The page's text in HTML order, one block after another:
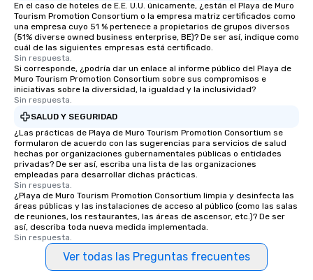
En el caso de hoteles de E.E. U.U. únicamente, ¿están el Playa de Muro
Tourism Promotion Consortium o la empresa matriz certificados como
una empresa cuyo 51 % pertenece a propietarios de grupos diversos
(51% diverse owned business enterprise, BE)? De ser así, indique como
cuál de las siguientes empresas está certificado.
Sin respuesta.
Si corresponde, ¿podría dar un enlace al informe público del Playa de
Muro Tourism Promotion Consortium sobre sus compromisos e
iniciativas sobre la diversidad, la igualdad y la inclusividad?
Sin respuesta.
SALUD Y SEGURIDAD
¿Las prácticas de Playa de Muro Tourism Promotion Consortium se
formularon de acuerdo con las sugerencias para servicios de salud
hechas por organizaciones gubernamentales públicas o entidades
privadas? De ser así, escriba una lista de las organizaciones
empleadas para desarrollar dichas prácticas.
Sin respuesta.
¿Playa de Muro Tourism Promotion Consortium limpia y desinfecta las
áreas públicas y las instalaciones de acceso al público (como las salas
de reuniones, los restaurantes, las áreas de ascensor, etc.)? De ser
así, describa toda nueva medida implementada.
Sin respuesta.
Ver todas las Preguntas frecuentes